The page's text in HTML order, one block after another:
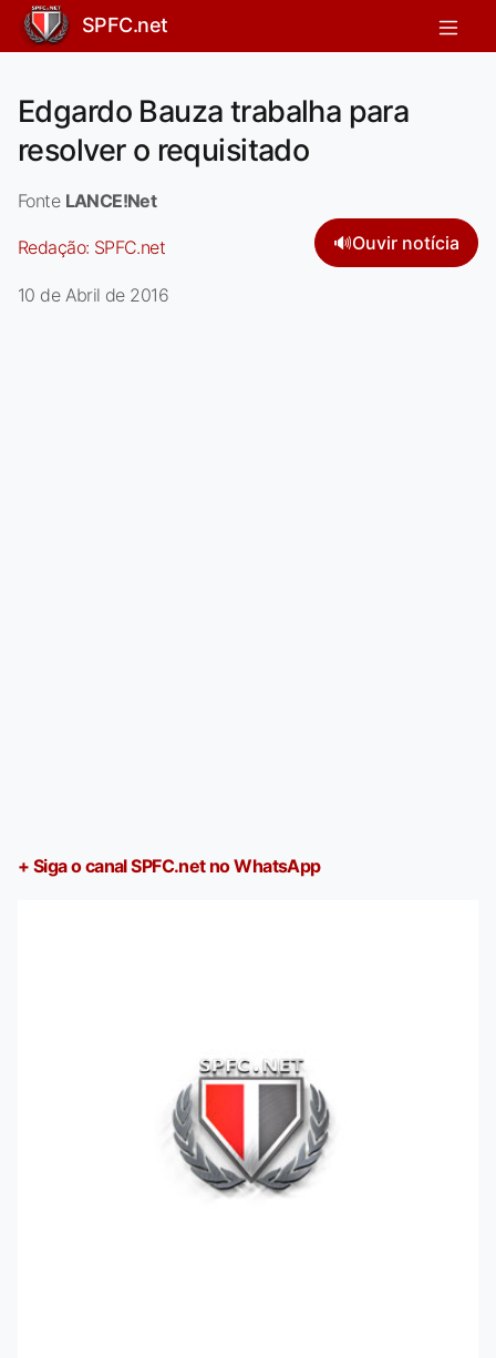
SPFC.net
Edgardo Bauza trabalha para
resolver o requisitado
Fonte LANCE!Net
Redação: SPFC.net 🔊Ouvir notícia
10 de Abril de 2016
+ Siga o canal SPFC.net no WhatsApp